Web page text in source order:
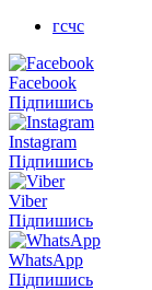
гсчс
Facebook
Підпишись
Instagram
Підпишись
Viber
Підпишись
WhatsApp
Підпишись